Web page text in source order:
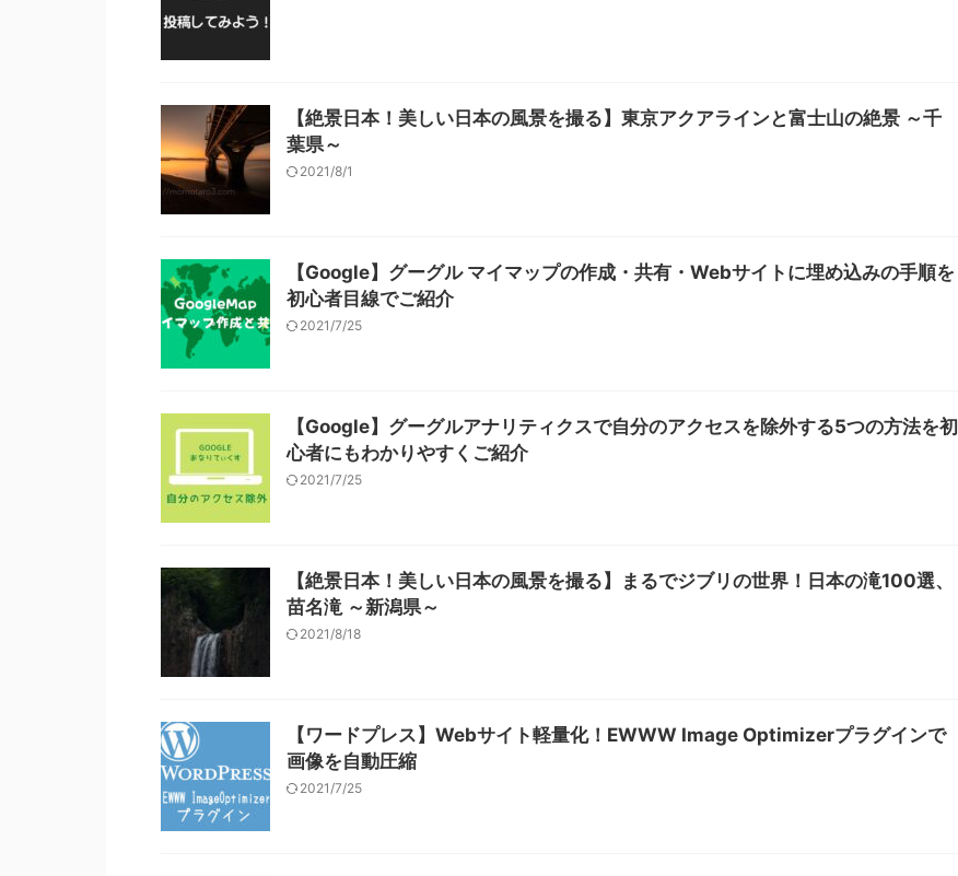
【絶景日本！美しい日本の風景を撮る】東京アクアラインと富士山の絶景 ～千
葉県～
2021/8/1
【Google】グーグル マイマップの作成・共有・Webサイトに埋め込みの手順を
初心者目線でご紹介
2021/7/25
【Google】グーグルアナリティクスで自分のアクセスを除外する5つの方法を初
心者にもわかりやすくご紹介
2021/7/25
【絶景日本！美しい日本の風景を撮る】まるでジブリの世界！日本の滝100選、
苗名滝 ～新潟県～
2021/8/18
【ワードプレス】Webサイト軽量化！EWWW Image Optimizerプラグインで
画像を自動圧縮
2021/7/25